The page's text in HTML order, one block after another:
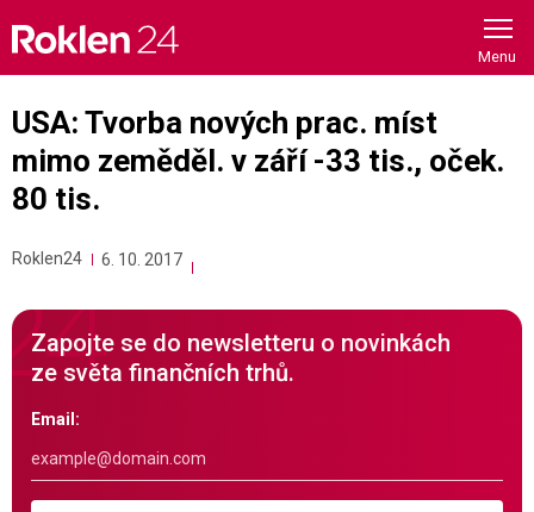
content
USA: Tvorba nových prac. míst
mimo zeměděl. v září -33 tis., oček.
80 tis.
Roklen24 6. 10. 2017
Zapojte se do newsletteru o novinkách
ze světa finančních trhů.
Email: